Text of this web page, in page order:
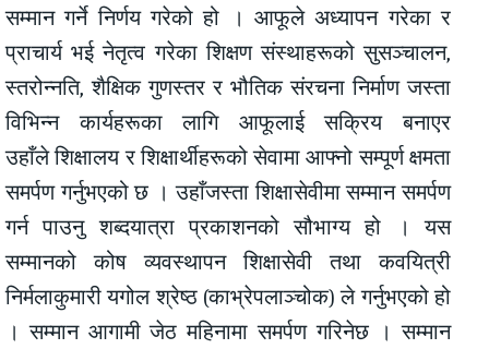
सम्मान गर्ने निर्णय गरेको हो । आफूले अध्यापन गरेका र
प्राचार्य भई नेतृत्व गरेका शिक्षण संस्थाहरूको सुसञ्चालन,
स्तरोन्नति, शैक्षिक गुणस्तर र भौतिक संरचना निर्माण जस्ता
विभिन्न कार्यहरूका लागि आफूलाई सक्रिय बनाएर
उहाँले शिक्षालय र शिक्षार्थीहरूको सेवामा आफ्नो सम्पूर्ण क्षमता
समर्पण गर्नुभएको छ । उहाँजस्ता शिक्षासेवीमा सम्मान समर्पण
गर्न पाउनु शब्दयात्रा प्रकाशनको सौभाग्य हो । यस
सम्मानको कोष व्यवस्थापन शिक्षासेवी तथा कवयित्री
निर्मलाकुमारी यगोल श्रेष्ठ (काभ्रेपलाञ्चोक) ले गर्नुभएको हो
। सम्मान आगामी जेठ महिनामा समर्पण गरिनेछ । सम्मान